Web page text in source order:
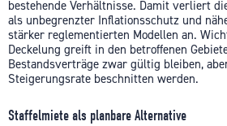
bestehende Verhältnisse. Damit verliert
als unbegrenzter Inflationsschutz und
stärker reglementierten Modellen an.
Deckelung greift in den betroffenen
Bestandsverträge zwar gültig bleiben,
Steigerungsrate beschnitten werden.
Staffelmiete als planbare Alternative